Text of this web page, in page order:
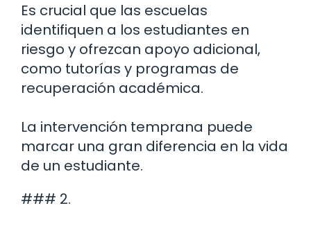
Es crucial que las escuelas
identifiquen a los estudiantes en
riesgo y ofrezcan apoyo adicional,
como tutorías y programas de
recuperación académica.
La intervención temprana puede
marcar una gran diferencia en la vida
de un estudiante.
### 2.